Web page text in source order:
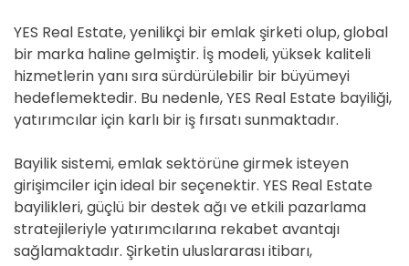
YES Real Estate, yenilikçi bir emlak şirketi olup, global
bir marka haline gelmiştir. İş modeli, yüksek kaliteli
hizmetlerin yanı sıra sürdürülebilir bir büyümeyi
hedeflemektedir. Bu nedenle, YES Real Estate bayiliği,
yatırımcılar için karlı bir iş fırsatı sunmaktadır.
Bayilik sistemi, emlak sektörüne girmek isteyen
girişimciler için ideal bir seçenektir. YES Real Estate
bayilikleri, güçlü bir destek ağı ve etkili pazarlama
stratejileriyle yatırımcılarına rekabet avantajı
sağlamaktadır. Şirketin uluslararası itibarı,